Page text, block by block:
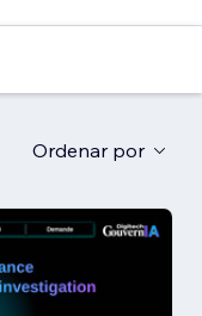
Ordenar por